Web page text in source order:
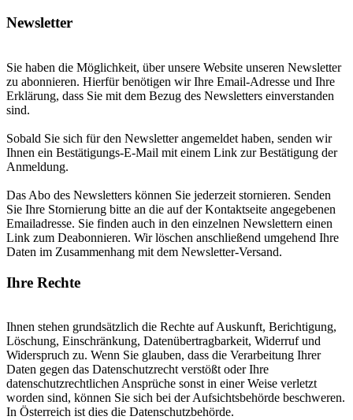
Newsletter
Sie haben die Möglichkeit, über unsere Website unseren Newsletter
zu abonnieren. Hierfür benötigen wir Ihre Email-Adresse und Ihre
Erklärung, dass Sie mit dem Bezug des Newsletters einverstanden
sind.
Sobald Sie sich für den Newsletter angemeldet haben, senden wir
Ihnen ein Bestätigungs-E-Mail mit einem Link zur Bestätigung der
Anmeldung.
Das Abo des Newsletters können Sie jederzeit stornieren. Senden
Sie Ihre Stornierung bitte an die auf der Kontaktseite angegebenen
Emailadresse. Sie finden auch in den einzelnen Newslettern einen
Link zum Deabonnieren. Wir löschen anschließend umgehend Ihre
Daten im Zusammenhang mit dem Newsletter-Versand.
Ihre Rechte
Ihnen stehen grundsätzlich die Rechte auf Auskunft, Berichtigung,
Löschung, Einschränkung, Datenübertragbarkeit, Widerruf und
Widerspruch zu. Wenn Sie glauben, dass die Verarbeitung Ihrer
Daten gegen das Datenschutzrecht verstößt oder Ihre
datenschutzrechtlichen Ansprüche sonst in einer Weise verletzt
worden sind, können Sie sich bei der Aufsichtsbehörde beschweren.
In Österreich ist dies die Datenschutzbehörde.